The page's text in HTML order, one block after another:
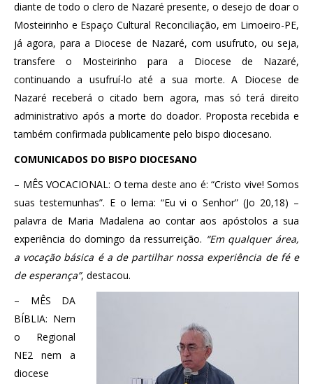
diante de todo o clero de Nazaré presente, o desejo de doar o
Mosteirinho e Espaço Cultural Reconciliação, em Limoeiro-PE,
já agora, para a Diocese de Nazaré, com usufruto, ou seja,
transfere o Mosteirinho para a Diocese de Nazaré,
continuando a usufruí-lo até a sua morte. A Diocese de
Nazaré receberá o citado bem agora, mas só terá direito
administrativo após a morte do doador. Proposta recebida e
também confirmada publicamente pelo bispo diocesano.
COMUNICADOS DO BISPO DIOCESANO
– MÊS VOCACIONAL: O tema deste ano é: “Cristo vive! Somos
suas testemunhas”. E o lema: “Eu vi o Senhor” (Jo 20,18) –
palavra de Maria Madalena ao contar aos apóstolos a sua
experiência do domingo da ressurreição. “Em qualquer área,
a vocação básica é a de partilhar nossa experiência de fé e
de esperança”, destacou.
– MÊS DA
BÍBLIA: Nem
o Regional
NE2 nem a
diocese